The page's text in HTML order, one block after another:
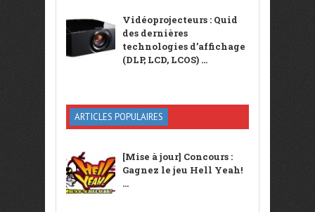
Vidéoprojecteurs : Quid
des dernières
technologies d’affichage
(DLP, LCD, LCOS) ...
ARTICLES POPULAIRES
[Mise à jour] Concours :
Gagnez le jeu Hell Yeah!
...